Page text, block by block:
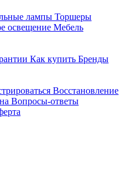
лампы Торшеры
освещение Мебель
Как купить Бренды
Восстановление
Вопросы-ответы